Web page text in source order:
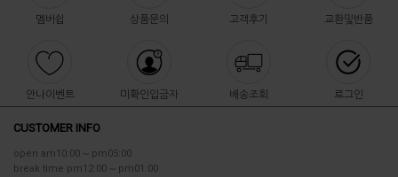
멤버쉽 상품문의 고객후기 교환및반품
안나이벤트 미확인입금자 배송조회 로그인
CUSTOMER INFO
open am10:00 ~ pm05:00
break time pm12:00 ~ pm01:00